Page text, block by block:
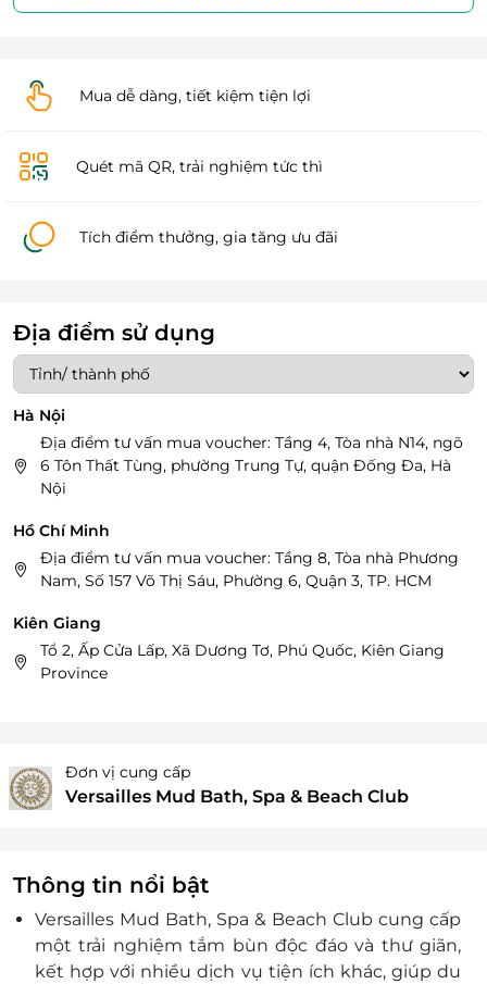
Mua dễ dàng, tiết kiệm tiện lợi
Quét mã QR, trải nghiệm tức thì
Tích điểm thưởng, gia tăng ưu đãi
Địa điểm sử dụng
Hà Nội
Địa điểm tư vấn mua voucher: Tầng 4, Tòa nhà N14, ngõ
6 Tôn Thất Tùng, phường Trung Tự, quận Đống Đa, Hà
Nội
Hồ Chí Minh
Địa điểm tư vấn mua voucher: Tầng 8, Tòa nhà Phương
Nam, Số 157 Võ Thị Sáu, Phường 6, Quận 3, TP. HCM
Kiên Giang
Tổ 2, Ấp Cửa Lấp, Xã Dương Tơ, Phú Quốc, Kiên Giang
Province
Đơn vị cung cấp
Versailles Mud Bath, Spa & Beach Club
Thông tin nổi bật
Versailles Mud Bath, Spa & Beach Club cung cấp
một trải nghiệm tắm bùn độc đáo và thư giãn,
kết hợp với nhiều dịch vụ tiện ích khác, giúp du